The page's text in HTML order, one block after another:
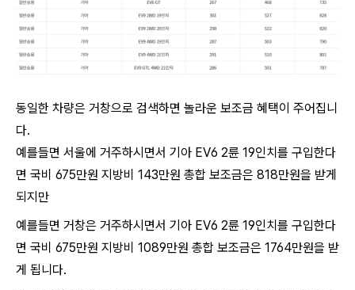
동일한 차량은 거창으로 검색하면 놀라운 보조금 혜택이 주어집니
다.
예를들면 서울에 거주하시면서 기아 EV6 2륜 19인치를 구입한다
면 국비 675만원 지방비 143만원 총합 보조금은 818만원을 받게
되지만
예를들면 거창은 거주하시면서 기아 EV6 2륜 19인치를 구입한다
면 국비 675만원 지방비 1089만원 총합 보조금은 1764만원을 받
게 됩니다.